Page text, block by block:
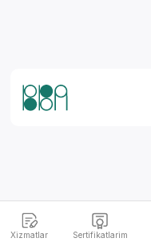
Xizmatlar Sertifikatlarim